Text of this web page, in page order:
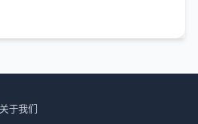
关于我们